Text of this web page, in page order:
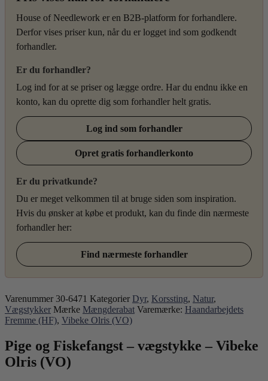
House of Needlework er en B2B-platform for forhandlere.
Derfor vises priser kun, når du er logget ind som godkendt
forhandler.
Er du forhandler?
Log ind for at se priser og lægge ordre. Har du endnu ikke en
konto, kan du oprette dig som forhandler helt gratis.
Log ind som forhandler
Opret gratis forhandlerkonto
Er du privatkunde?
Du er meget velkommen til at bruge siden som inspiration.
Hvis du ønsker at købe et produkt, kan du finde din nærmeste
forhandler her:
Find nærmeste forhandler
Varenummer 30-6471 Kategorier Dyr, Korssting, Natur,
Vægstykker Mærke Mængderabat Varemærke: Haandarbejdets
Fremme (HF), Vibeke Olris (VO)
Pige og Fiskefangst – vægstykke – Vibeke
Olris (VO)